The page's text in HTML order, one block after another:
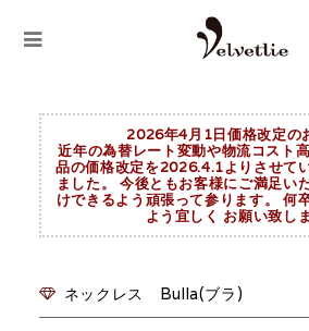
2026年4月1日価格改定の
近年の為替レート変動や物流コスト
品の価格改定を2026.4.1よりさせて
ました。 今後ともお客様にご満足い
けできるよう頑張って参ります。 何
よう宜しく お願い致しま
ネックレス Bulla(ブラ)